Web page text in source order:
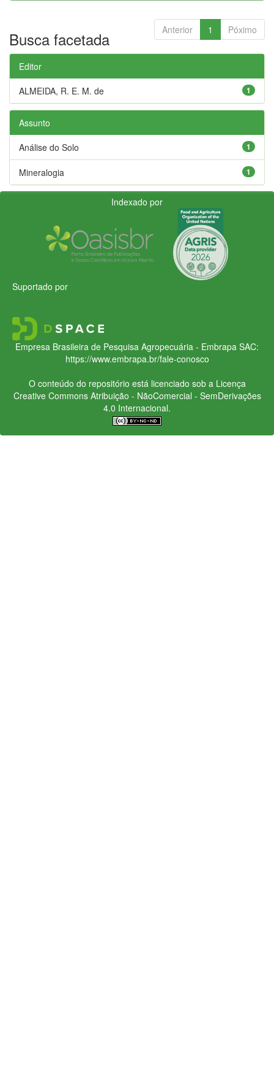
Anterior 1 Póximo
Busca facetada
Editor
1
ALMEIDA, R. E. M. de
Assunto
1
Análise do Solo
1
Mineralogia
Indexado por
Suportado por
Empresa Brasileira de Pesquisa Agropecuária - Embrapa SAC:
https://www.embrapa.br/fale-conosco
O conteúdo do repositório está licenciado sob a Licença
Creative CommonsAtribuição - NãoComercial - SemDerivações
4.0 Internacional.